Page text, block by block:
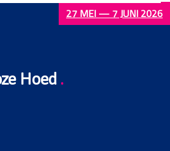
27 MEI — 7 JUNI 2026
Hoed .